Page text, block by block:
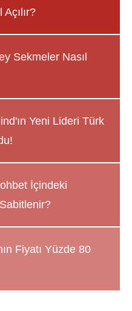
Sekmeler Nasıl
Yeni Lideri Türk
İçindeki
Fiyatı Yüzde 80